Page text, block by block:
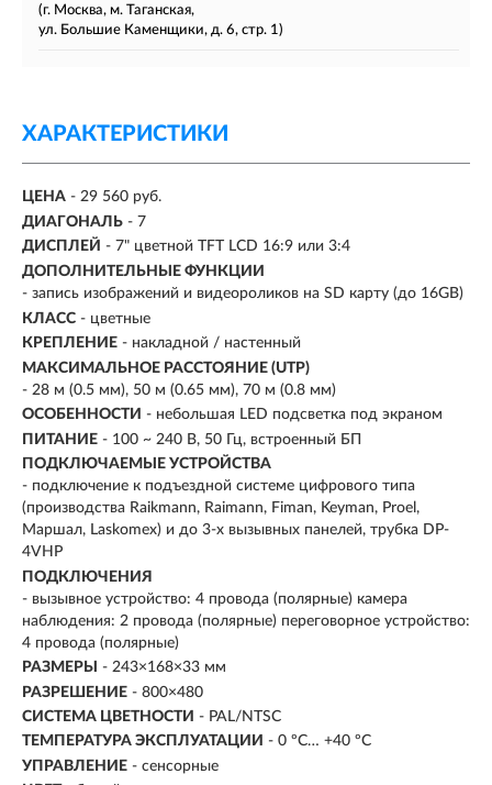
(г. Москва, м. Таганская,
ул. Большие Каменщики, д. 6, стр. 1)
ХАРАКТЕРИСТИКИ
ЦЕНА - 29 560 руб.
ДИАГОНАЛЬ - 7
ДИСПЛЕЙ - 7" цветной TFT LCD 16:9 или 3:4
ДОПОЛНИТЕЛЬНЫЕ ФУНКЦИИ
- запись изображений и видеороликов на SD карту (до 16GB)
КЛАСС - цветные
КРЕПЛЕНИЕ - накладной / настенный
МАКСИМАЛЬНОЕ РАССТОЯНИЕ (UTP)
- 28 м (0.5 мм), 50 м (0.65 мм), 70 м (0.8 мм)
ОСОБЕННОСТИ - небольшая LED подсветка под экраном
ПИТАНИЕ - 100 ~ 240 В, 50 Гц, встроенный БП
ПОДКЛЮЧАЕМЫЕ УСТРОЙСТВА
- подключение к подъездной системе цифрового типа
(производства Raikmann, Raimann, Fiman, Keyman, Proel,
Маршал, Laskomex) и до 3-х вызывных панелей, трубка DP-
4VHP
ПОДКЛЮЧЕНИЯ
- вызывное устройство: 4 провода (полярные) камера
наблюдения: 2 провода (полярные) переговорное устройство:
4 провода (полярные)
РАЗМЕРЫ
- 243×168×33 мм
РАЗРЕШЕНИЕ - 800×480
СИСТЕМА ЦВЕТНОСТИ - PAL/NTSC
ТЕМПЕРАТУРА ЭКСПЛУАТАЦИИ - 0 ºС… +40 ºС
УПРАВЛЕНИЕ - сенсорные